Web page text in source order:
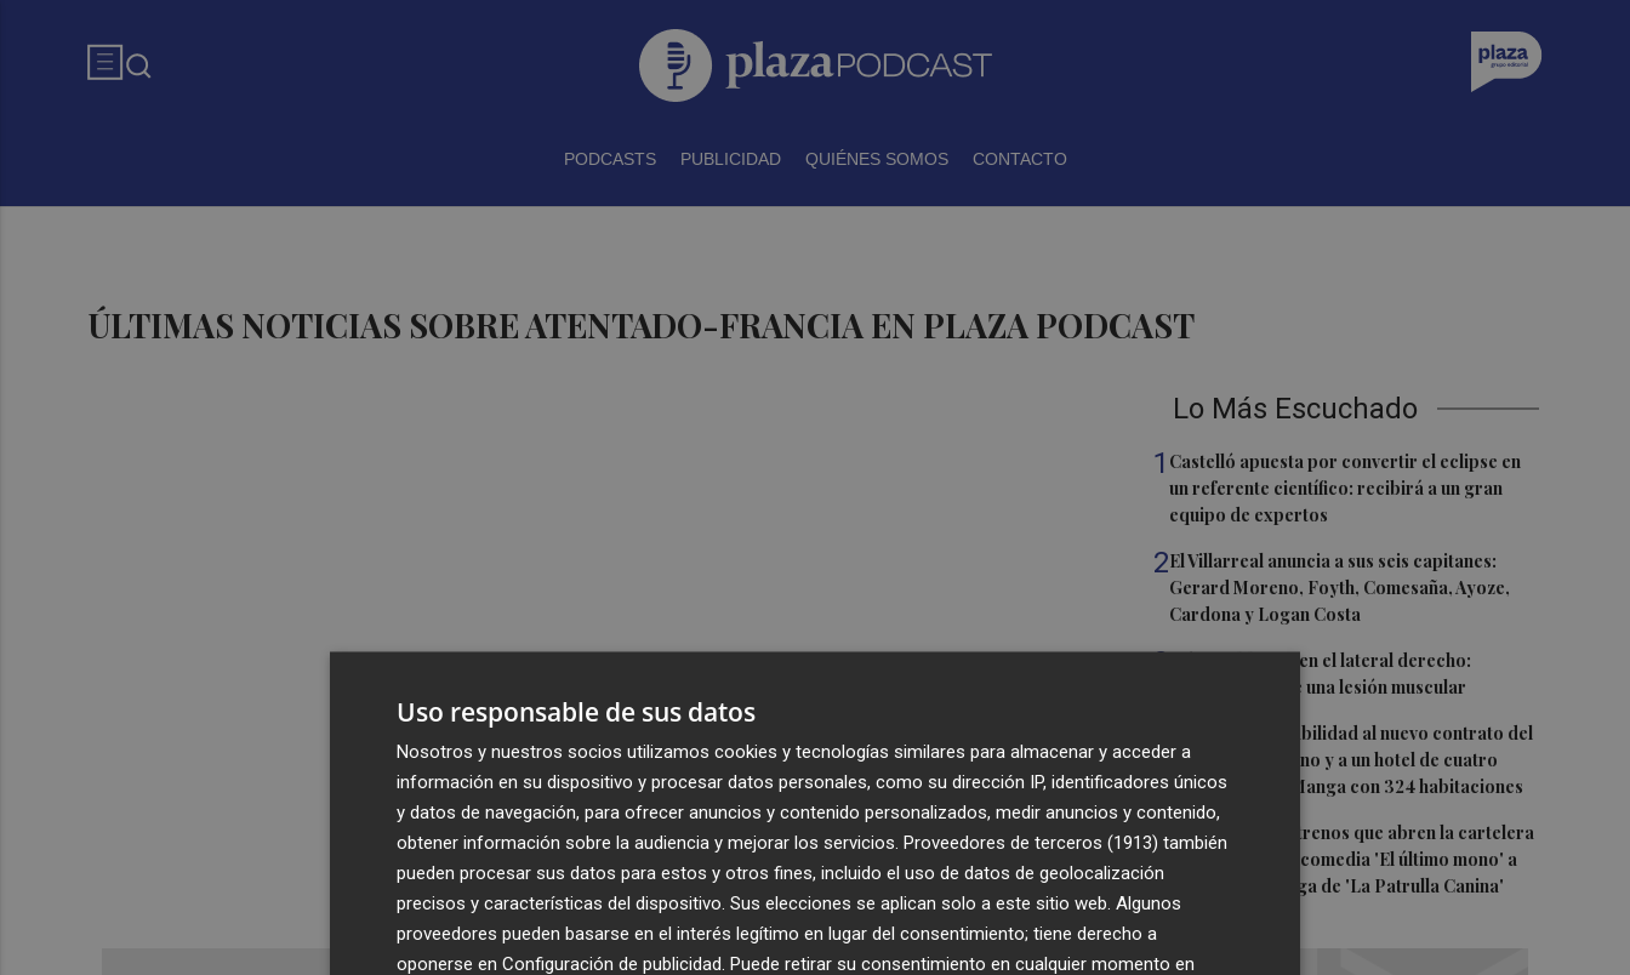
PODCASTS PUBLICIDAD QUIÉNES SOMOS CONTACTO
ÚLTIMAS NOTICIAS SOBRE ATENTADO-FRANCIA EN PLAZA PODCAST
Lo Más Escuchado
1 Castelló apuesta por convertir el eclipse en
un referente científico: recibirá a un gran
equipo de expertos
2El Villarreal anuncia a sus seis capitanes:
Gerard Moreno, Foyth, Comesaña, Ayoze,
Cardona y Logan Costa
3Más problemas en el lateral derecho:
Monferrer sufre una lesión muscular
San Javier da viabilidad al nuevo contrato del
transporte urbano y a un hotel de cuatro
estrellas en La Manga con 324 habitaciones
5 Estos son los estrenos que abren la cartelera
en agosto: de la comedia 'El último mono' a
una nueva entrega de 'La Patrulla Canina'
Uso responsable de sus datos
Nosotros y nuestros socios utilizamos cookies y tecnologías similares para almacenar y acceder a
información en su dispositivo y procesar datos personales, como su dirección IP, identificadores únicos
y datos de navegación, para ofrecer anuncios y contenido personalizados, medir anuncios y contenido,
obtener información sobre la audiencia y mejorar los servicios. Proveedores de terceros (1913) también
pueden procesar sus datos para estos y otros fines, incluido el uso de datos de geolocalización
precisos y características del dispositivo. Sus elecciones se aplican solo a este sitio web. Algunos
proveedores pueden basarse en el interés legítimo en lugar del consentimiento; tiene derecho a
oponerse en Configuración de publicidad . Puede retirar su consentimiento en cualquier momento en